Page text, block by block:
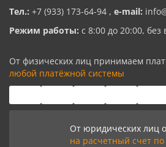
Тел.: +7 (933) 173-64-94 , e-mail:
Режим работы: с 8:00 до 20:00,
От физических лиц принимаем
любой платёжной системы
От юридических лиц
на расчетный счет по